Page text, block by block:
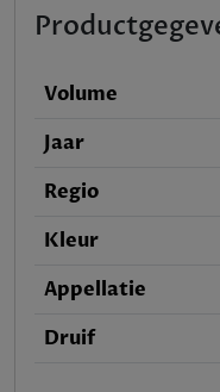
Volume
Jaar
Regio
Kleur
Appellatie
Druif